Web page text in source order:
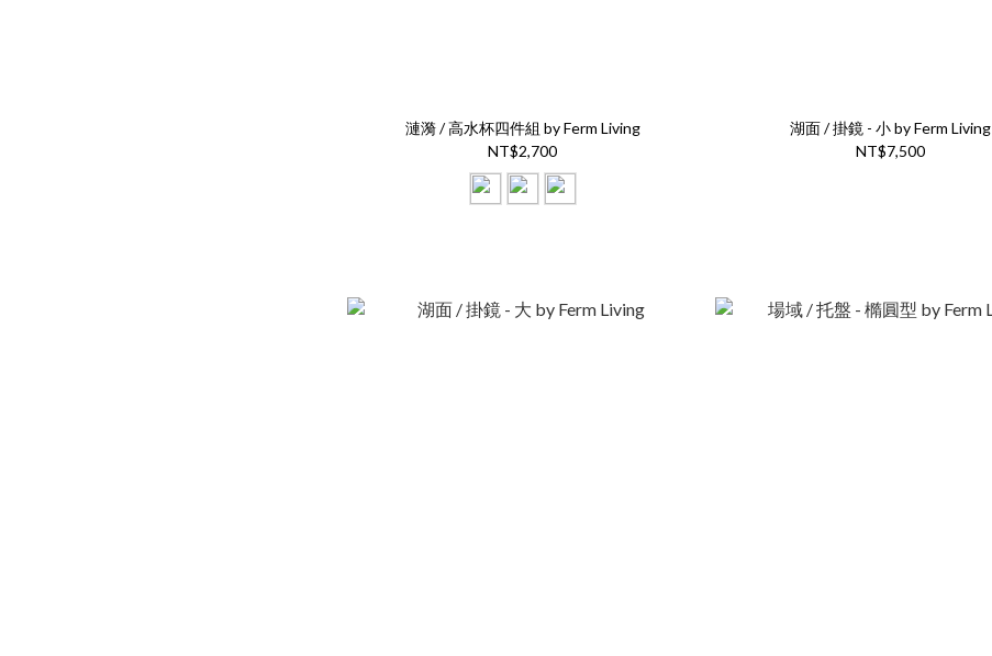
漣漪 / 高水杯四件組 by Ferm Living
NT$2,700
湖面 / 掛鏡 - 小 by Ferm Living
NT$7,500